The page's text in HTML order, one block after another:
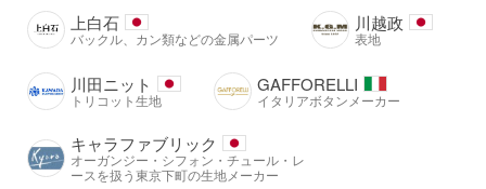
上白石
バックル、カン類などの金属パーツ
川越政
表地
川田ニット
トリコット生地
GAFFORELLI
イタリアボタンメーカー
キャラファブリック
オーガンジー・シフォン・チュール・レ
ースを扱う東京下町の生地メーカー